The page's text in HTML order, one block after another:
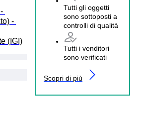
Tutti gli oggetti
sono sottoposti a
controlli di qualità
Tutti i venditori
sono verificati
Scopri di più
-
(IGI)